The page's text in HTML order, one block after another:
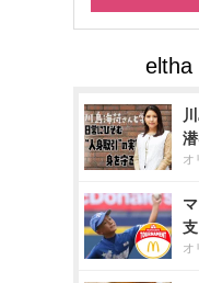
オ
オ